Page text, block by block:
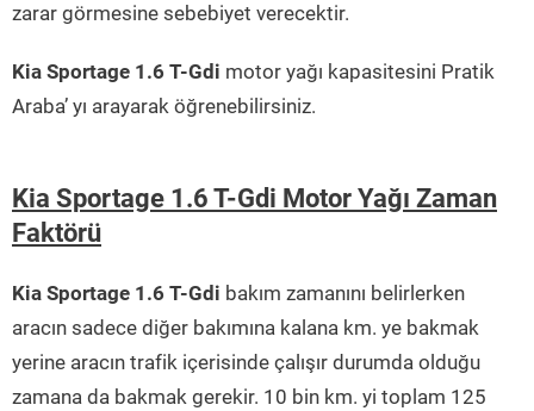
zarar görmesine sebebiyet verecektir.
Kia Sportage 1.6 T-Gdi motor yağı kapasitesini Pratik
Araba’ yı arayarak öğrenebilirsiniz.
Kia Sportage 1.6 T-Gdi Motor Yağı Zaman
Faktörü
Kia Sportage 1.6 T-Gdi bakım zamanını belirlerken
aracın sadece diğer bakımına kalana km. ye bakmak
yerine aracın trafik içerisinde çalışır durumda olduğu
zamana da bakmak gerekir. 10 bin km. yi toplam 125